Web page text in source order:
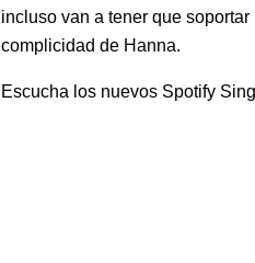
incluso van a tener que
complicidad de Hanna.
Escucha los nuevos Spotify